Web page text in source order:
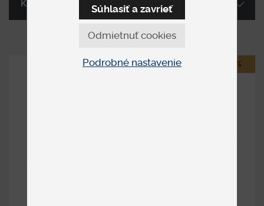
-20%
Kategória
Odmietnuť cookies
Súhlasiť a zavrieť
Podrobné nastavenie